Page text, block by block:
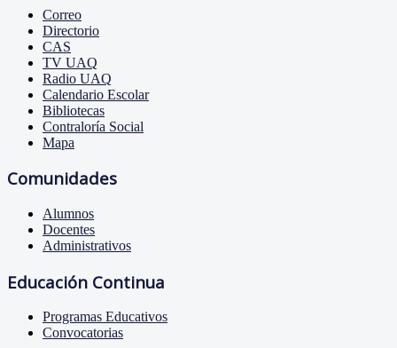
Correo
Directorio
CAS
TV UAQ
Radio UAQ
Calendario Escolar
Bibliotecas
Contraloría Social
Mapa
Comunidades
Alumnos
Docentes
Administrativos
Educación Continua
Programas Educativos
Convocatorias